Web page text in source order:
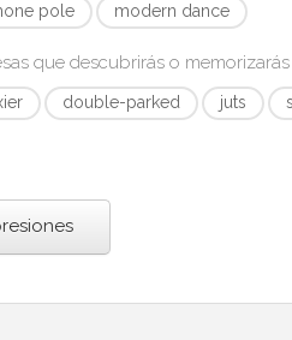
pole modern dance
que descubrirás o
double-parked juts